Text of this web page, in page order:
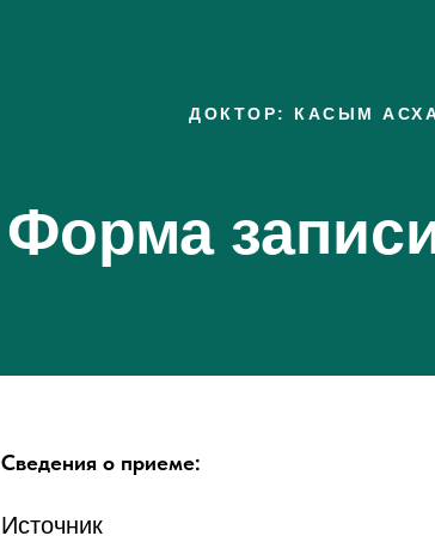
ДОКТОР: КАСЫМ
Форма
Сведения о приеме:
Источник